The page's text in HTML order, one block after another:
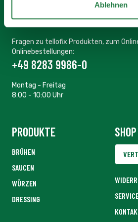
Ablehnen
KUNDENSERVICE
Fragen zu tellofix Produkten, zum
Onlinebestellungen:
+49 8283 9986-0
Montag - Freitag
8:00 - 10:00 Uhr
PRODUKTE
BRÜHEN
SAUCEN
WÜRZEN
DRESSING